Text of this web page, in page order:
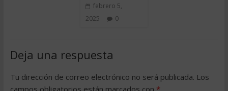
febrero 5,
2025
0
Deja una respuesta
Tu dirección de correo electrónico no será publicada. Los
campos obligatorios están marcados con *